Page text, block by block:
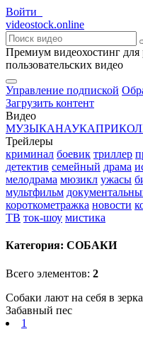
Войти
videostock.online
Премиум видеохостинг
пользовательских видео
Управление подпиской
Загрузить контент
Видео
МУЗЫКАНАУКАПРИКОЛ
Трейлеры
криминал боевик триллер
детектив семейный драма
мелодрама мюзикл ужасы
мультфильм
короткометражка новости
ТВ ток-шоу мистика
Категория: СОБАКИ
Всего элементов: 2
Собаки лают на себя в
Забавный пес
1